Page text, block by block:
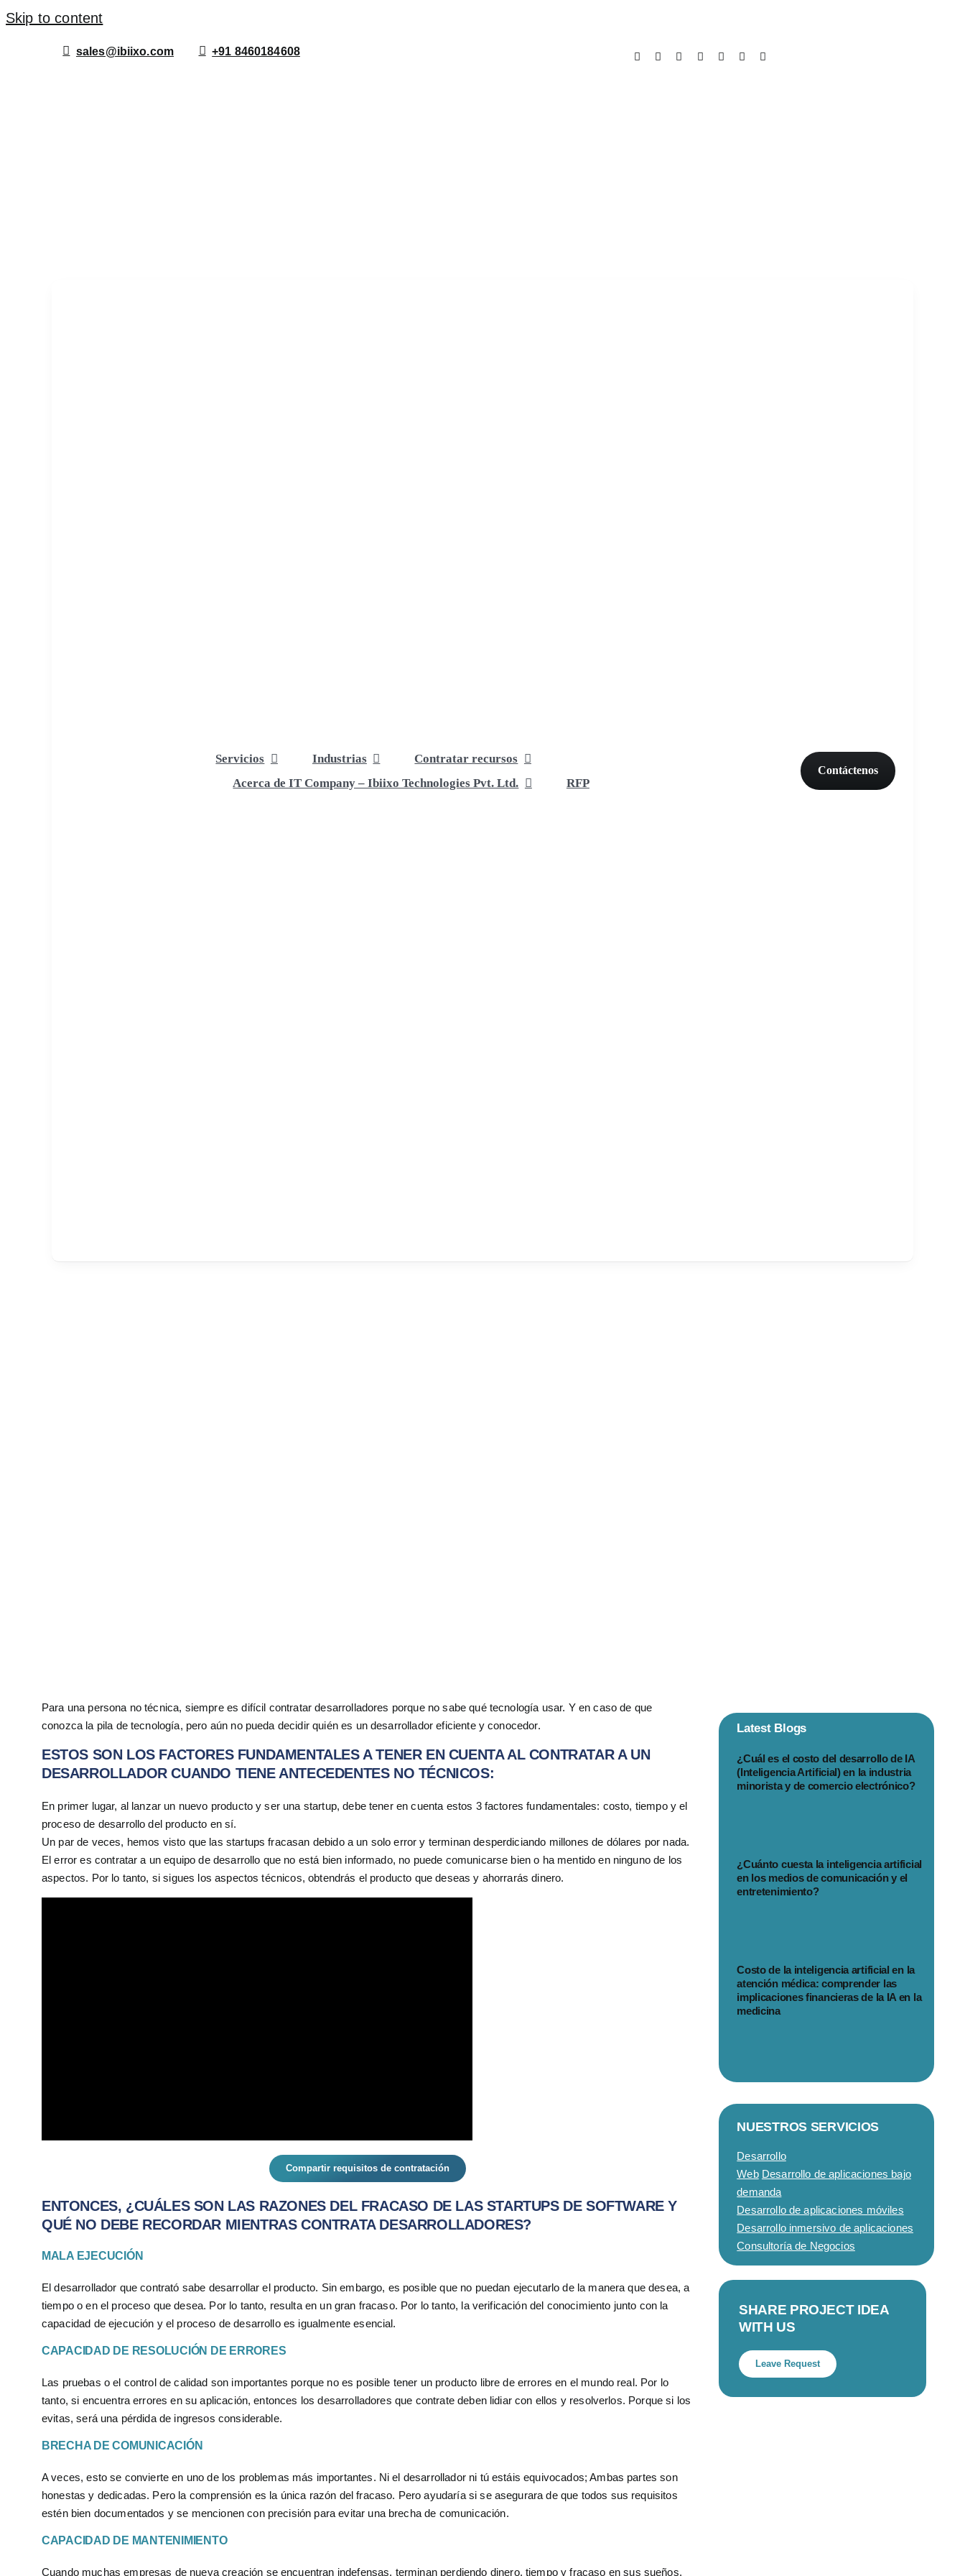
Skip to content
sales@ibiixo.com +91 8460184608
Servicios Industrias
Contratar recursos
Acerca de IT Company – Ibiixo Technologies Pvt. Ltd.
RFP
Contáctenos
Para una persona no técnica, siempre es difícil contratar desarrolladores porque no sabe qué tecnología usar. Y en caso de que
conozca la pila de tecnología, pero aún no pueda decidir quién es un desarrollador eficiente y conocedor.
ESTOS SON LOS FACTORES FUNDAMENTALES A TENER EN CUENTA AL CONTRATAR A UN
DESARROLLADOR CUANDO TIENE ANTECEDENTES NO TÉCNICOS:
En primer lugar, al lanzar un nuevo producto y ser una startup, debe tener en cuenta estos 3 factores fundamentales: costo, tiempo y el
proceso de desarrollo del producto en sí.
Un par de veces, hemos visto que las startups fracasan debido a un solo error y terminan desperdiciando millones de dólares por nada.
El error es contratar a un equipo de desarrollo que no está bien informado, no puede comunicarse bien o ha mentido en ninguno de los
aspectos. Por lo tanto, si sigues los aspectos técnicos, obtendrás el producto que deseas y ahorrarás dinero.
Compartir requisitos de contratación
ENTONCES, ¿CUÁLES SON LAS RAZONES DEL FRACASO DE LAS STARTUPS DE SOFTWARE Y
QUÉ NO DEBE RECORDAR MIENTRAS CONTRATA DESARROLLADORES?
MALA EJECUCIÓN
El desarrollador que contrató sabe desarrollar el producto. Sin embargo, es posible que no puedan ejecutarlo de la manera que desea, a
tiempo o en el proceso que desea. Por lo tanto, resulta en un gran fracaso. Por lo tanto, la verificación del conocimiento junto con la
capacidad de ejecución y el proceso de desarrollo es igualmente esencial.
CAPACIDAD DE RESOLUCIÓN DE ERRORES
Las pruebas o el control de calidad son importantes porque no es posible tener un producto libre de errores en el mundo real. Por lo
tanto, si encuentra errores en su aplicación, entonces los desarrolladores que contrate deben lidiar con ellos y resolverlos. Porque si los
evitas, será una pérdida de ingresos considerable.
BRECHA DE COMUNICACIÓN
A veces, esto se convierte en uno de los problemas más importantes. Ni el desarrollador ni tú estáis equivocados; Ambas partes son
honestas y dedicadas. Pero la comprensión es la única razón del fracaso. Pero ayudaría si se asegurara de que todos sus requisitos
estén bien documentados y se mencionen con precisión para evitar una brecha de comunicación.
CAPACIDAD DE MANTENIMIENTO
Cuando muchas empresas de nueva creación se encuentran indefensas, terminan perdiendo dinero, tiempo y fracaso en sus sueños.
Latest Blogs
¿Cuál es el costo del desarrollo de IA
(Inteligencia Artificial) en la industria
minorista y de comercio electrónico?
¿Cuánto cuesta la inteligencia artificial
en los medios de comunicación y el
entretenimiento?
Costo de la inteligencia artificial en la
atención médica: comprender las
implicaciones financieras de la IA en la
medicina
NUESTROS SERVICIOS
Desarrollo
Web Desarrollo de aplicaciones bajo
demanda
Desarrollo de aplicaciones móviles
Desarrollo inmersivo de aplicaciones
Consultoría de Negocios
SHARE PROJECT IDEA
WITH US
Leave Request